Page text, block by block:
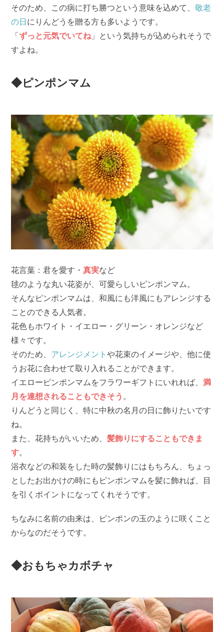
そのため、この病に打ち勝つという意味を込めて、敬老
の日 にりんどうを贈る方も多いようです。
「ずっと元気でいてね 」という気持ちが込められそうで
すよね。
◆ピンポンマム
花言葉：君を愛す・真実など
毬のような丸い花姿が、可愛らしいピンポンマム。
そんなピンポンマムは、和風にも洋風にもアレンジする
ことのできる人気者。
花色もホワイト・イエロー・グリーン・オレンジなど
様々です。
そのため、 アレンジメントや花束のイメージや、他に使
うお花に合わせて取り入れることができます。
イエローピンポンマムをフラワーギフトにいれれば、満
月を連想されることもできそう 。
りんどうと同じく、特に中秋の名月の日に飾りたいです
ね。
また、花持ちがいいため、髪飾りにすることもできま
す。
浴衣などの和装をした時の髪飾りにはもちろん、ちょっ
としたお出かけの時にもピンポンマムを髪に飾れば、目
を引くポイントになってくれそうです。
ちなみに名前の由来は、ピンポンの玉のように咲くこと
からなのだそうです。
◆おもちゃカボチャ